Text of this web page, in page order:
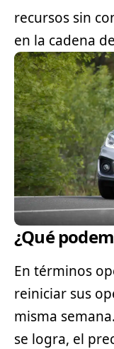
recursos sin
en la cadena
¿Qué
En términos
reiniciar sus
misma
se logra, el